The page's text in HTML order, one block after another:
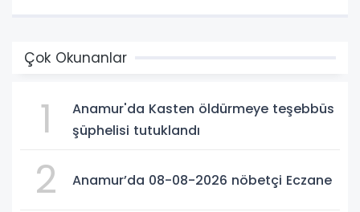
Çok Okunanlar
1
Anamur'da Kasten öldürmeye teşebbüs
şüphelisi tutuklandı
2 Anamur’da 08-08-2026 nöbetçi Eczane